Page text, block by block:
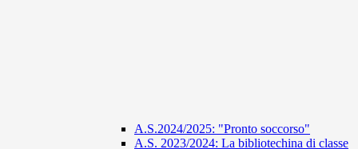
A.S.2024/2025: "Pronto soccorso"
A.S. 2023/2024: La bibliotechina di classe